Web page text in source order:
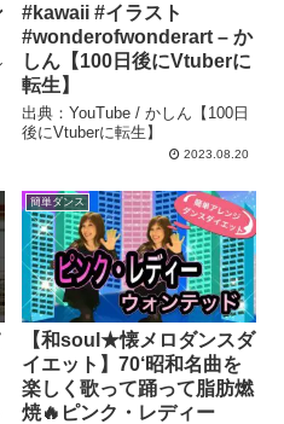
#kawaii #イラスト
#wonderofwonderart – か
しん【100日後にVtuberに
転生】
出典：YouTube / かしん【100日
後にVtuberに転生】
2023.08.20
簡単ダンス
【和soul★懐メロダンスダ
イエット】70‘昭和名曲を
楽しく歌って踊って脂肪燃
焼🔥ピンク・レディー